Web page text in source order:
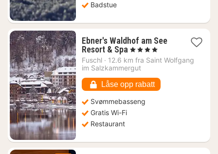
Badstue
Ebner's Waldhof am See
Resort & Spa 1
natt
fra
4229
kr.
, 4 Stjerner
Fuschl · 12.6 km fra Saint Wolfgang
im Salzkammergut
Låse opp rabatt
Svømmebasseng
Gratis Wi-Fi
Restaurant